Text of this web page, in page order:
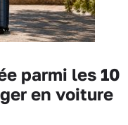
parmi les 10
en voiture